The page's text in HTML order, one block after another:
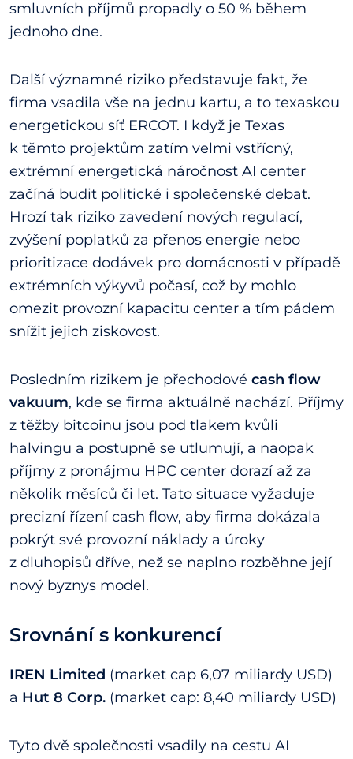
smluvních příjmů propadly o 50 % během
jednoho dne.
Další významné riziko představuje fakt, že
firma vsadila vše na jednu kartu, a to texaskou
energetickou síť ERCOT. I když je Texas
k těmto projektům zatím velmi vstřícný,
extrémní energetická náročnost AI center
začíná budit politické i společenské debat.
Hrozí tak riziko zavedení nových regulací,
zvýšení poplatků za přenos energie nebo
prioritizace dodávek pro domácnosti v případě
extrémních výkyvů počasí, což by mohlo
omezit provozní kapacitu center a tím pádem
snížit jejich ziskovost.
Posledním rizikem je přechodové cash flow
vakuum, kde se firma aktuálně nachází. Příjmy
z těžby bitcoinu jsou pod tlakem kvůli
halvingu a postupně se utlumují, a naopak
příjmy z pronájmu HPC center dorazí až za
několik měsíců či let. Tato situace vyžaduje
precizní řízení cash flow, aby firma dokázala
pokrýt své provozní náklady a úroky
z dluhopisů dříve, než se naplno rozběhne její
nový byznys model.
Srovnání s konkurencí
IREN Limited (market cap 6,07 miliardy USD)
a Hut 8 Corp. (market cap: 8,40 miliardy USD)
Tyto dvě společnosti vsadily na cestu AI